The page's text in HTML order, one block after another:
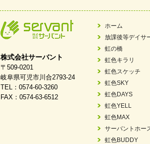
2026/02/06 岐阜県「働いてもらい方改
FC ボンボ ジュニア 稼働
2025/06/10
2025/05/07 2025年6月中旬 OPEN 放
餅つき大会を開催しました
「可児の企業魅力発見フェ
株式会社サーバント
〒509-0201
岐阜県可児市川合2793-24
TEL：0574-60-3260
FAX：0574-63-6512
ホーム
放課後等デイサ
虹の橋
虹色キラリ
虹色スケッチ
虹色SKY
虹色DAYS
虹色YELL
虹色MAX
サーバントホー
虹色BUDDY